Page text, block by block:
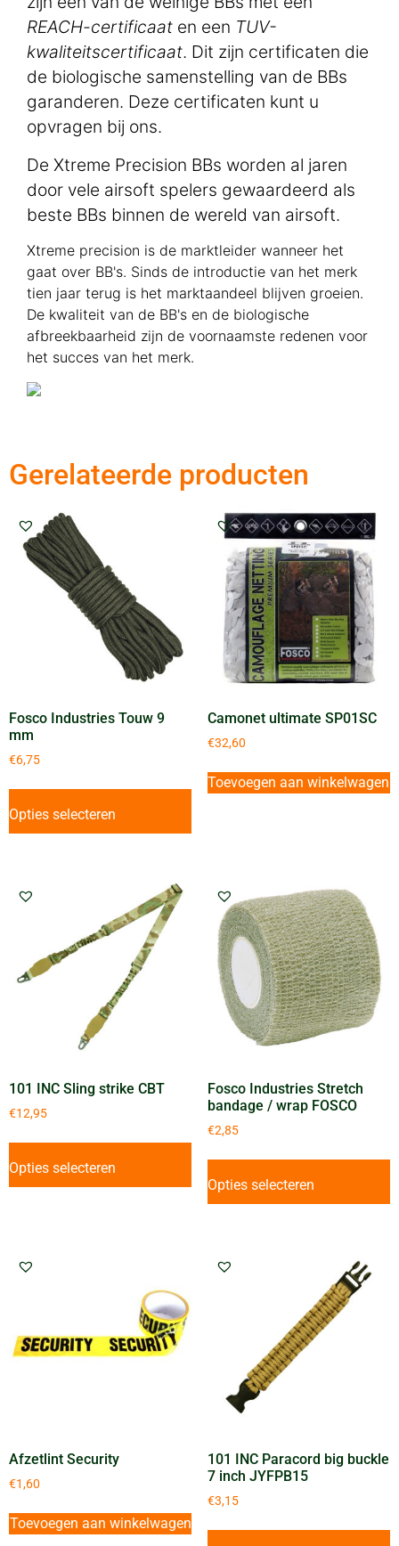
REACH-certificaat en een TUV-
kwaliteitscertificaat. Dit zijn certificaten die
de biologische samenstelling van de BBs
garanderen. Deze certificaten kunt u
opvragen bij ons.
De Xtreme Precision BBs worden al jaren
door vele airsoft spelers gewaardeerd als
beste BBs binnen de wereld van airsoft.
Xtreme precision is de marktleider wanneer het
gaat over BB's. Sinds de introductie van het merk
tien jaar terug is het marktaandeel blijven groeien.
De kwaliteit van de BB's en de biologische
afbreekbaarheid zijn de voornaamste redenen voor
het succes van het merk.
Gerelateerde producten
Fosco Industries Touw 9
mm
€6,75
Opties selecteren
Camonet ultimate SP01SC
€32,60
Toevoegen aan winkelwagen
101 INC Sling strike CBT
€12,95
Opties selecteren
Fosco Industries Stretch
bandage / wrap FOSCO
€2,85
Opties selecteren
Afzetlint Security
€1,60
Toevoegen aan winkelwagen
101 INC Paracord big buckle
7 inch JYFPB15
€3,15